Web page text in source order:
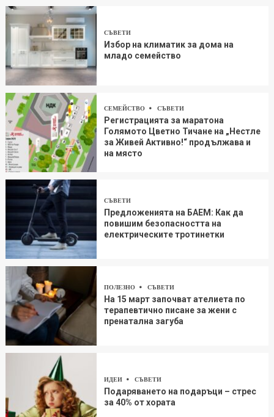
СЪВЕТИ
Избор на климатик за дома на
младо семейство
СЕМЕЙСТВО СЪВЕТИ
Регистрацията за маратона
Голямото Цветно Тичане на „Нестле
за Живей Aктивно!“ продължава и
на място
СЪВЕТИ
Предложенията на БАЕМ: Как да
повишим безопасността на
електрическите тротинетки
ПОЛЕЗНО СЪВЕТИ
На 15 март започват ателиета по
терапевтично писане за жени с
пренатална загуба
ИДЕИ СЪВЕТИ
Подаряването на подаръци – стрес
за 40% от хората